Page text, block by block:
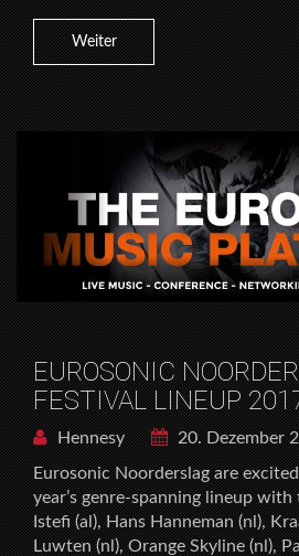
Weiter
EUROSONIC
FESTIVAL LINEUP
Hennesy
20. Dezember
Eurosonic Noorderslag are
year’s genre-spanning lineup
Istefi (al), Hans Hanneman (nl),
Luwten (nl), Orange Skyline (nl),